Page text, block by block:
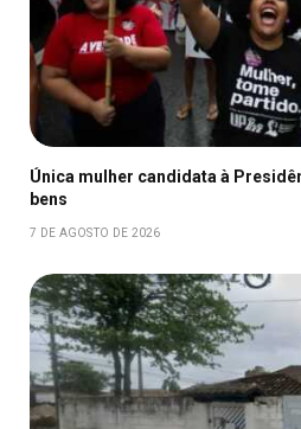
Única mulher candidata à
bens
7 DE AGOSTO DE 2026